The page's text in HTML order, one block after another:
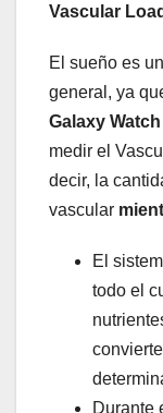
Vascular Load
El sueño es
general, ya
Galaxy Watch
medir el
decir, la
vascular
El
todo el
Durante